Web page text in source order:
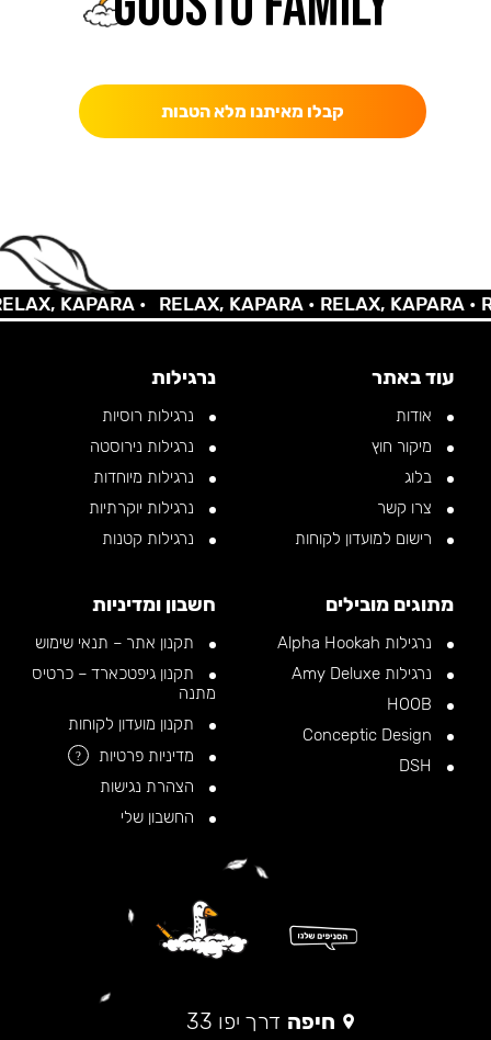
קבלו מאיתנו מלא הטבות
KAPARA • RELAX, KAPARA •RELAX, KAPARA •
עוד באתר
אודות
מיקור חוץ
בלוג
צרו קשר
רישום למועדון לקוחות
נרגילות
נרגילות רוסיות
נרגילות נירוסטה
נרגילות מיוחדות
נרגילות יוקרתיות
נרגילות קטנות
מתוגים מובילים
נרגילות Alpha Hookah
נרגילות Amy Deluxe
חשבון ומדיניות
תקנון אתר – תנאי שימוש
תקנון גיפטכארד – כרטיס
מתנה
תקנון מועדון לקוחות
מדיניות פרטיות
?
הצהרת נגישות
החשבון שלי
חיפה דרך יפו 33